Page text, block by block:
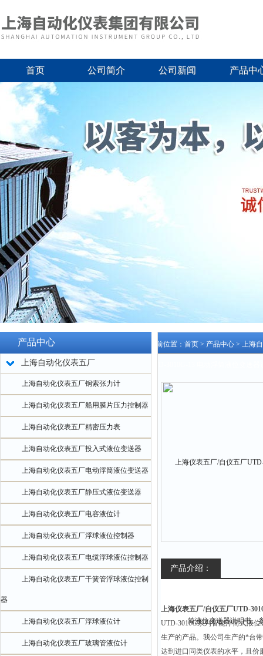
首页 公司简介 公司新闻 产品中
产品中心
上海自动化仪表五厂
上海自动化仪表五厂钢索张力计
上海自动化仪表五厂船用膜片压力控制器
上海自动化仪表五厂精密压力表
上海自动化仪表五厂投入式液位变送器
上海自动化仪表五厂电动浮筒液位变送器
上海自动化仪表五厂静压式液位变送器
上海自动化仪表五厂电容液位计
上海自动化仪表五厂浮球液位控制器
上海自动化仪表五厂电缆浮球液位控制器
上海自动化仪表五厂干簧管浮球液位控制
器
上海自动化仪表五厂浮球液位计
上海自动化仪表五厂玻璃管液位计
当前位置： 首页 > 产品中心 > 上海
产品介绍：
上海仪表五厂/自仪五厂UTD-
UTD-3010G系列智能浮筒式液
生产的产品。我公司生产的*台带
达到进口同类仪表的水平，且